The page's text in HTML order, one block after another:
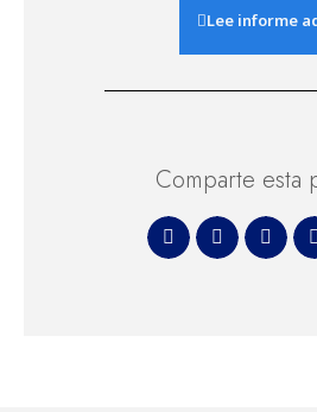
Lee informe
Comparte esta